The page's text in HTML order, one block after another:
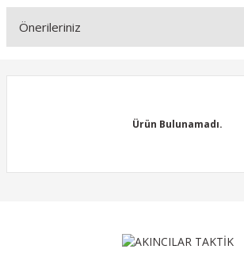
Önerileriniz
Görüş ve önerileriniz için teşekkür ederiz.
Ürün fiyatı diğer sitelerden daha pahalı.
Ürün Bulunamadı.
Ürün Bulunamadı.